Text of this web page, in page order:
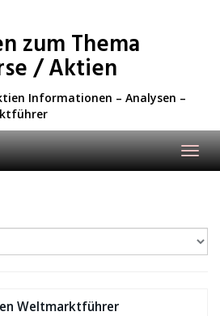
zum Thema
/ Aktien
Informationen – Analysen –
Weltmarktführer